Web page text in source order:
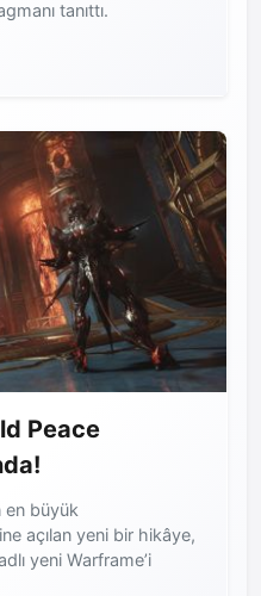
tanıttı.
Peace
en büyük
açılan yeni bir hikâye,
yeni Warframe’i